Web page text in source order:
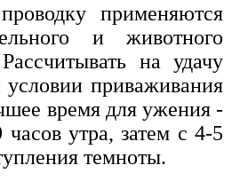
применяются
и животного
на удачу
приваживания
время для ужения -
часов утра, затем с 4-5
темноты.